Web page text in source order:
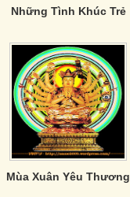
Những Tình Khúc Trẻ
Mùa Xuân Yêu Thương